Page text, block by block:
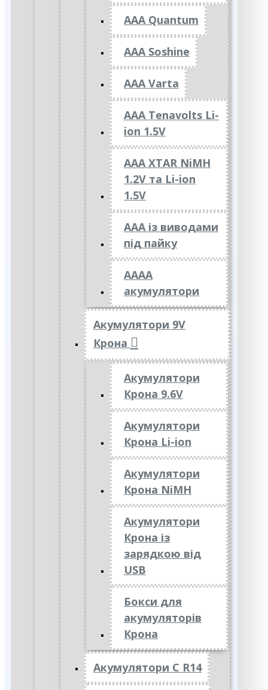
AAA Quantum
AAA Soshine
AAA Varta
AAA Tenavolts Li-
ion 1.5V
AAA XTAR NiMH
1.2V та Li-ion
1.5V
ААА із виводами
під пайку
АААА
акумулятори
Акумулятори 9V
Крона
Акумулятори
Крона 9.6V
Акумулятори
Крона Li-ion
Акумулятори
Крона NiMH
Акумулятори
Крона із
зарядкою від
USB
Бокси для
акумуляторів
Крона
Акумулятори C R14